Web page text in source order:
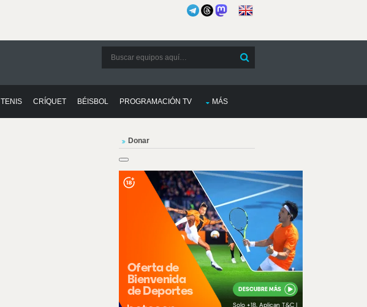
TENIS CRÍQUET BÉISBOL PROGRAMACIÓN TV MÁS
Donar